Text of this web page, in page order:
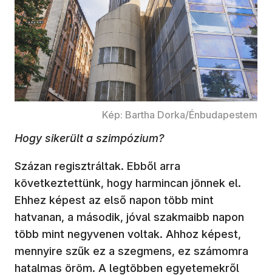
Kép: Bartha Dorka/Énbudapestem
Hogy sikerült a szimpózium?
Százan regisztráltak. Ebből arra
következtettünk, hogy harmincan jönnek el.
Ehhez képest az első napon több mint
hatvanan, a második, jóval szakmaibb napon
több mint negyvenen voltak. Ahhoz képest,
mennyire szűk ez a szegmens, ez számomra
hatalmas öröm. A legtöbben egyetemekről